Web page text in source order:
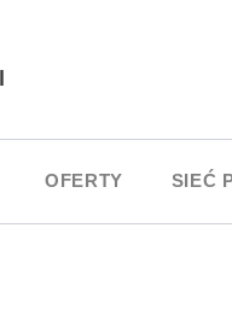
OFERTY SIEĆ